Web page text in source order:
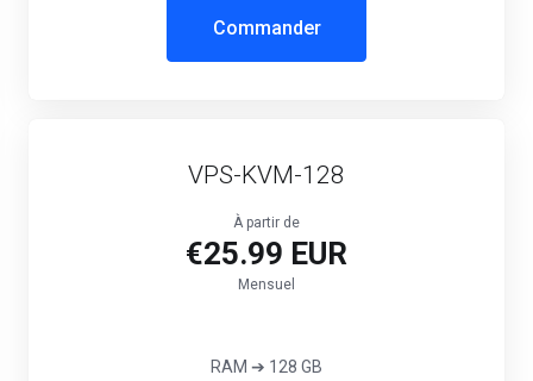
Commander
VPS-KVM-128
À partir de
€25.99 EUR
Mensuel
RAM ➔ 128 GB